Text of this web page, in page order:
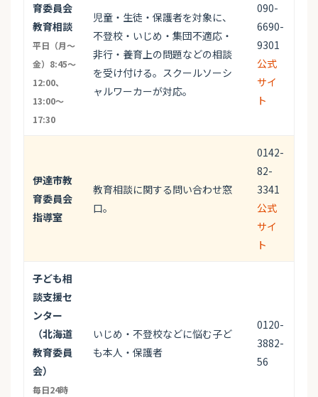
育委員会
教育相談
平日（月～
金）8:45～
12:00、
13:00～
17:30
児童・生徒・保護者を対象に、
不登校・いじめ・集団不適応・
非行・養育上の問題などの相談
を受け付ける。スクールソーシ
ャルワーカーが対応。
090-
6690-
9301
公式
サイ
ト
伊達市教
育委員会
指導室
教育相談に関する問い合わせ窓
口。
0142-
82-
3341
公式
サイ
ト
子ども相
談支援セ
ンター
（北海道
教育委員
会）
毎日24時
いじめ・不登校などに悩む子ど
も本人・保護者
0120-
3882-
56